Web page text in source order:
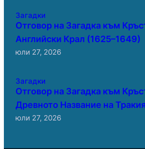
Загадки
Отговор на Загадка към
Английски Крал (1625–1649)
юли 27, 2026
Загадки
Отговор на Загадка към
Древното Название на Тракия
юли 27, 2026